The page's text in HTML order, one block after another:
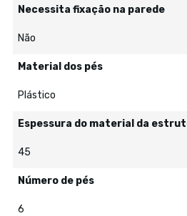
Necessita fixação na parede
Não
Material dos pés
Plástico
Espessura do material da
45
Número de pés
6